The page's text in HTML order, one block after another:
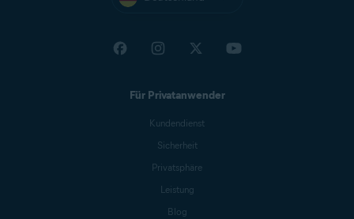
Für Privatanwender
Kundendienst
Sicherheit
Privatsphäre
Leistung
Blog